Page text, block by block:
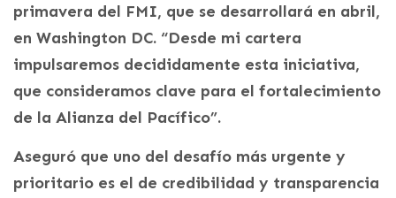
primavera del FMI, que se desarrollará en abril,
en Washington DC. “Desde mi cartera
impulsaremos decididamente esta iniciativa,
que consideramos clave para el fortalecimiento
de la Alianza del Pacífico”.
Aseguró que uno del desafío más urgente y
prioritario es el de credibilidad y transparencia